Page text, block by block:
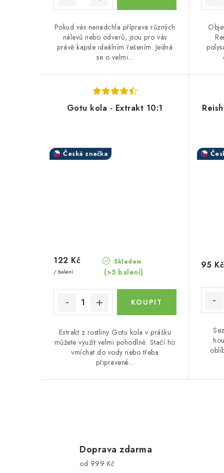
Pokud vás nenadchla příprava různých
nálevů nebo odvarů, jsou pro vás
právě kapsle ideálním řešením. Jedná
se o velmi...
Gotu kola - Extrakt 10:1
Česká značka
Skladem
(>5 balení)
122 Kč
/ balení
Extrakt z rostliny Gotu kola v prášku
můžete využít velmi pohodlně. Stačí ho
vmíchat do vody nebo třeba
připravené...
95 Kč
Doprava zdarma
od 999 Kč